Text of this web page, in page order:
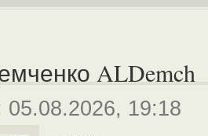
ALDemch
05.08.2026, 19:18